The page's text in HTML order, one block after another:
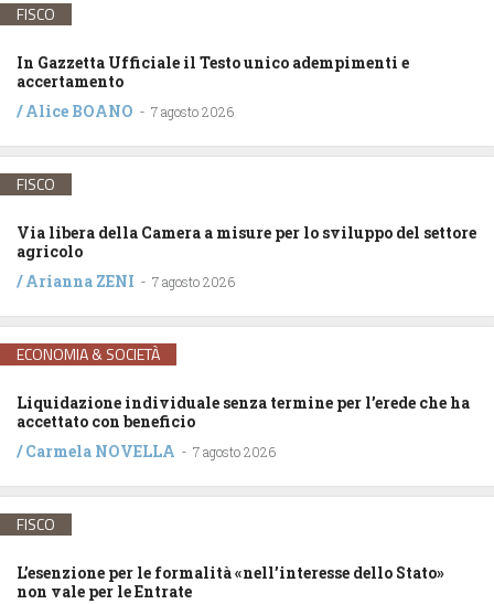
FISCO
In Gazzetta Ufficiale il Testo unico adempimenti e
accertamento
/Alice BOANO - 7 agosto 2026
FISCO
Via libera della Camera a misure per lo sviluppo del settore
agricolo
/Arianna ZENI - 7 agosto 2026
ECONOMIA & SOCIETÀ
Liquidazione individuale senza termine per l’erede che ha
accettato con beneficio
/Carmela NOVELLA - 7 agosto 2026
FISCO
L’esenzione per le formalità «nell’interesse dello Stato»
non vale per le Entrate